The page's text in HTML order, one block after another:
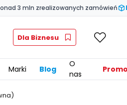
3 mln zrealizowanych zamówień
Dla Biznesu
Marki Blog
O
nas